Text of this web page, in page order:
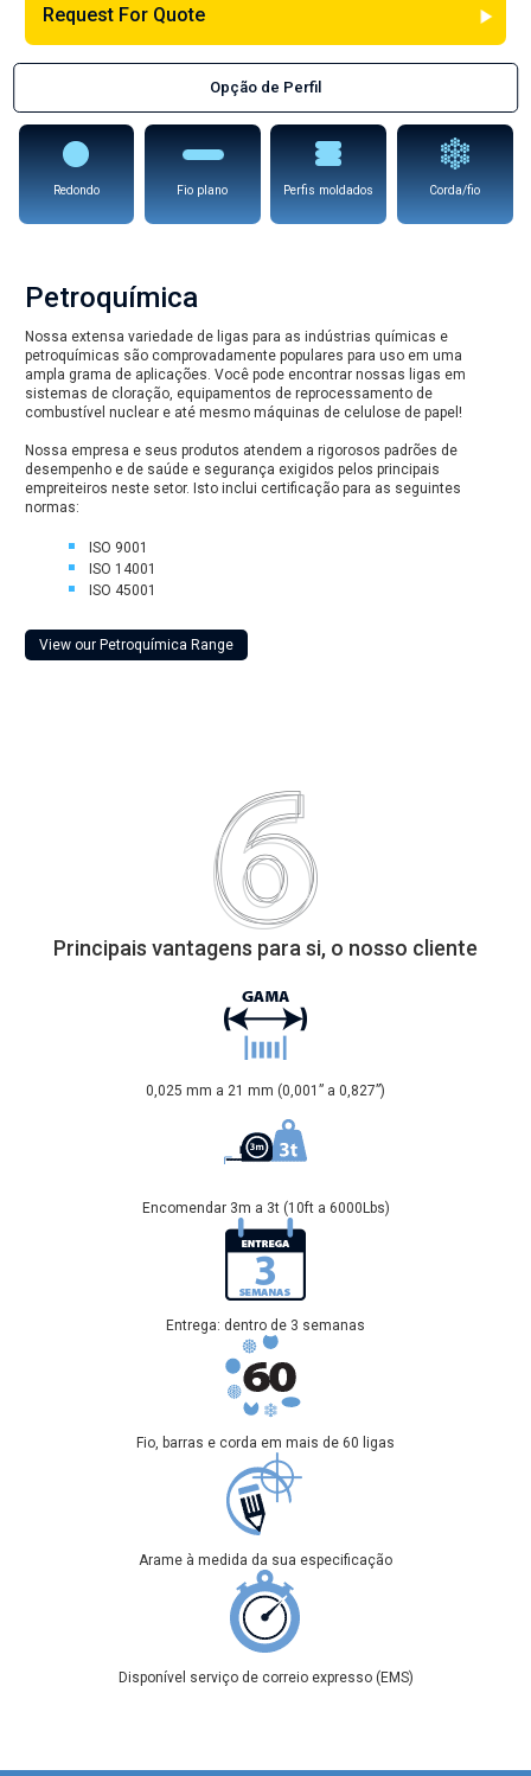
Request For Quote
Opção de Perfil
Redondo Fio plano Perfis moldados Corda/fio
Petroquímica
Nossa extensa variedade de ligas para as indústrias químicas e
petroquímicas são comprovadamente populares para uso em uma
ampla grama de aplicações. Você pode encontrar nossas ligas em
sistemas de cloração, equipamentos de reprocessamento de
combustível nuclear e até mesmo máquinas de celulose de papel!
Nossa empresa e seus produtos atendem a rigorosos padrões de
desempenho e de saúde e segurança exigidos pelos principais
empreiteiros neste setor. Isto inclui certificação para as seguintes
normas:
ISO 9001
ISO 14001
ISO 45001
View our Petroquímica Range
Principais vantagens para si, o nosso cliente
0,025 mm a 21 mm (0,001” a 0,827”)
Encomendar 3m a 3t (10ft a 6000Lbs)
Entrega: dentro de 3 semanas
Fio, barras e corda em mais de 60 ligas
Arame à medida da sua especificação
Disponível serviço de correio expresso (EMS)